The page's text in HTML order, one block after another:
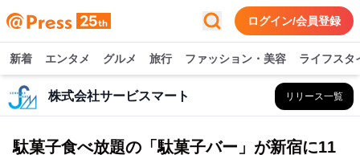
ログイン/会員登録
新着 エンタメ グルメ 旅行 ファッション・美容 ライフスタ
株式会社サービスマート リリース一覧
駄菓子食べ放題の「駄菓子バー」が新宿に11